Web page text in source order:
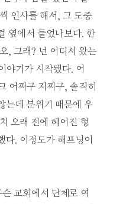
인사를 해서, 그 도중
옆에서 들었나보다. 한
, 그래? 넌 어디서 왔는
야기가 시작됐다. 어
어쩌구 저쩌구, 솔직히
는데 분위기 때문에 우
오래 전에 헤어진 형
다. 이정도가 해프닝이
교회에서 단체로 여